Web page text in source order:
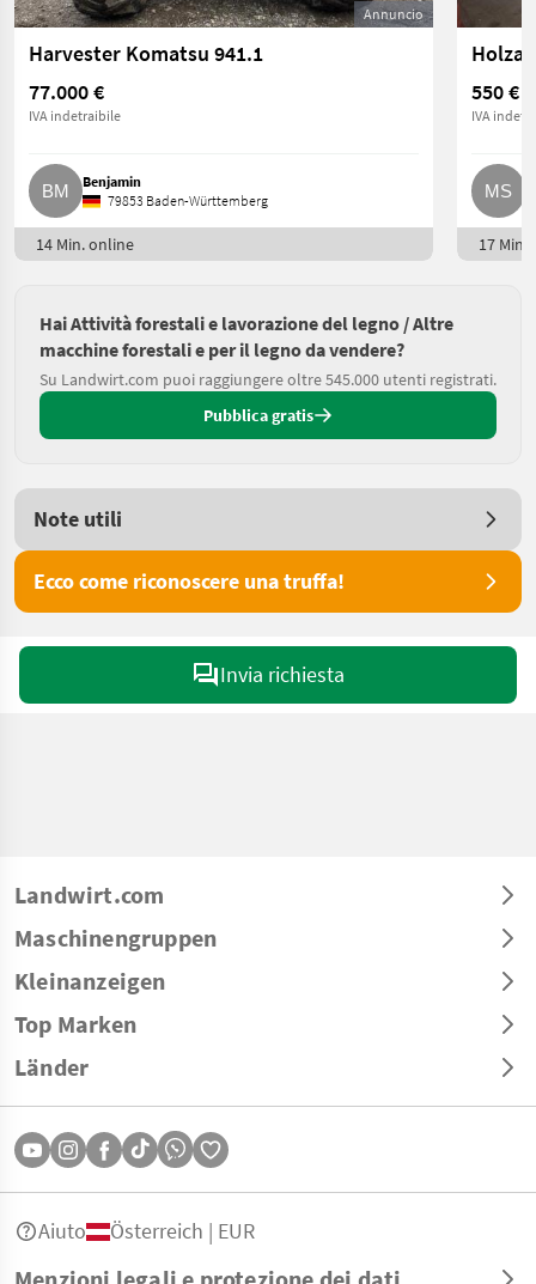
Annuncio
Harvester Komatsu 941.1
77.000 €
IVA indetraibile
Benjamin
79853 Baden-Württemberg
14 Min. online
550 €
IVA
17 Min.
Hai Attività forestali e lavorazione del legno / Altre
macchine forestali e per il legno da vendere?
Su Landwirt.com puoi raggiungere oltre 545.000 utenti registrati.
Pubblica gratis
Note utili
Ecco come riconoscere una truffa!
Invia richiesta
Landwirt.com
Maschinengruppen
Kleinanzeigen
Top Marken
Länder
Aiuto Österreich | EUR